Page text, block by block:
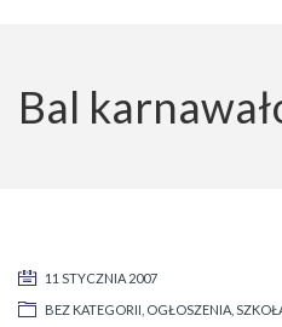
Bal
11 STYCZNIA 2007
BEZ KATEGORII OGŁOSZENIA